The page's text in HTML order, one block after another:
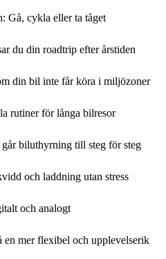
Gå, cykla eller ta tåget
du din roadtrip efter årstiden
din bil inte får köra i miljözoner
rutiner för långa bilresor
biluthyrning till steg för steg
och laddning utan stress
och analogt
en mer flexibel och upplevelserik